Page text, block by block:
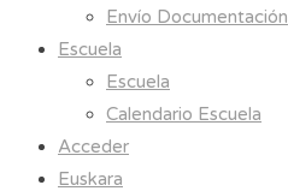
Envío Documentación
Escuela
Escuela
Calendario Escuela
Acceder
Euskara